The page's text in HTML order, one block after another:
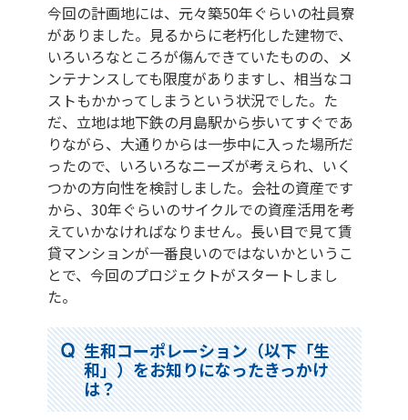
今回の計画地には、元々築50年ぐらいの社員寮
がありました。見るからに老朽化した建物で、
いろいろなところが傷んできていたものの、メ
ンテナンスしても限度がありますし、相当なコ
ストもかかってしまうという状況でした。た
だ、立地は地下鉄の月島駅から歩いてすぐであ
りながら、大通りからは一歩中に入った場所だ
ったので、いろいろなニーズが考えられ、いく
つかの方向性を検討しました。会社の資産です
から、30年ぐらいのサイクルでの資産活用を考
えていかなければなりません。長い目で見て賃
貸マンションが一番良いのではないかというこ
とで、今回のプロジェクトがスタートしまし
た。
生和コーポレーション（以下「生
和」）をお知りになったきっかけ
は？